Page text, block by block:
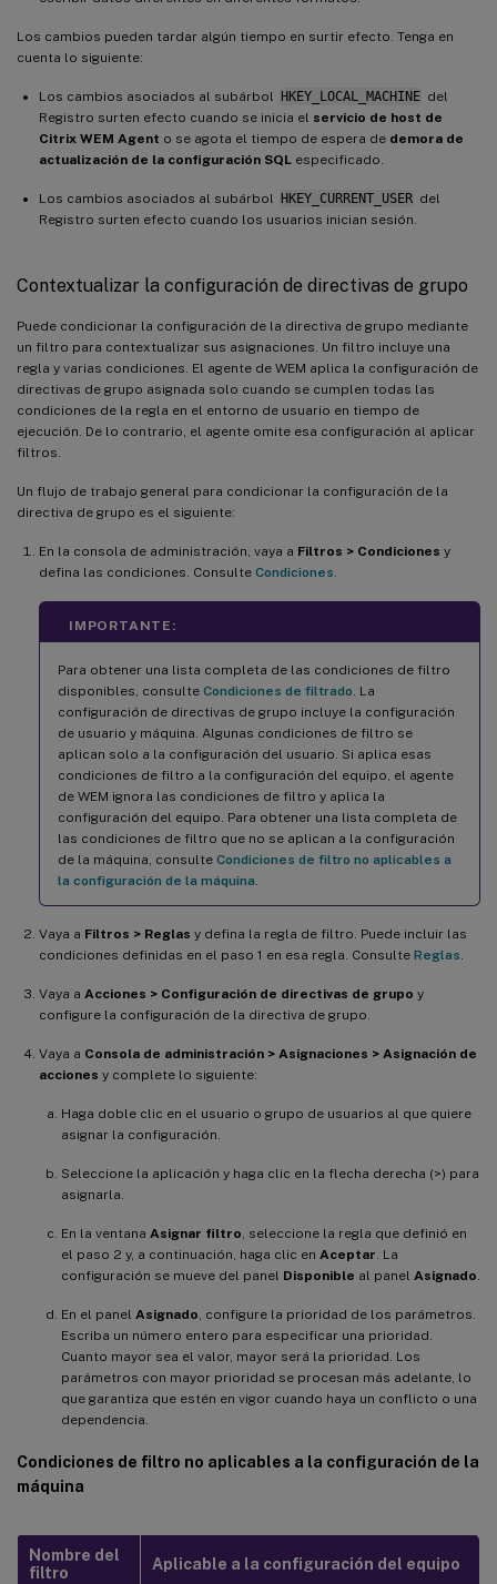
Los cambios pueden tardar algún tiempo en surtir efecto. Tenga en
cuenta lo siguiente:
Los cambios asociados al subárbol HKEY_LOCAL_MACHINE del
Registro surten efecto cuando se inicia el servicio de host de
Citrix WEM Agent o se agota el tiempo de espera de demora de
actualización de la configuración SQL especificado.
Los cambios asociados al subárbol HKEY_CURRENT_USER del
Registro surten efecto cuando los usuarios inician sesión.
Contextualizar la configuración de directivas de grupo
Puede condicionar la configuración de la directiva de grupo mediante
un filtro para contextualizar sus asignaciones. Un filtro incluye una
regla y varias condiciones. El agente de WEM aplica la configuración de
directivas de grupo asignada solo cuando se cumplen todas las
condiciones de la regla en el entorno de usuario en tiempo de
ejecución. De lo contrario, el agente omite esa configuración al aplicar
filtros.
Un flujo de trabajo general para condicionar la configuración de la
directiva de grupo es el siguiente:
En la consola de administración, vaya a Filtros > Condiciones y
defina las condiciones. Consulte Condiciones.
IMPORTANTE:
Para obtener una lista completa de las condiciones de filtro
disponibles, consulte Condiciones de filtrado. La
configuración de directivas de grupo incluye la configuración
de usuario y máquina. Algunas condiciones de filtro se
aplican solo a la configuración del usuario. Si aplica esas
condiciones de filtro a la configuración del equipo, el agente
de WEM ignora las condiciones de filtro y aplica la
configuración del equipo. Para obtener una lista completa de
las condiciones de filtro que no se aplican a la configuración
de la máquina, consulte Condiciones de filtro no aplicables a
la configuración de la máquina.
Vaya a Filtros > Reglas y defina la regla de filtro. Puede incluir las
condiciones definidas en el paso 1 en esa regla. Consulte Reglas.
Vaya a Acciones > Configuración de directivas de grupo y
configure la configuración de la directiva de grupo.
Vaya a Consola de administración > Asignaciones > Asignación de
acciones y complete lo siguiente:
Haga doble clic en el usuario o grupo de usuarios al que quiere
asignar la configuración.
Seleccione la aplicación y haga clic en la flecha derecha (>) para
asignarla.
En la ventana Asignar filtro, seleccione la regla que definió en
el paso 2 y, a continuación, haga clic en Aceptar. La
configuración se mueve del panel Disponible al panel Asignado.
En el panel Asignado, configure la prioridad de los parámetros.
Escriba un número entero para especificar una prioridad.
Cuanto mayor sea el valor, mayor será la prioridad. Los
parámetros con mayor prioridad se procesan más adelante, lo
que garantiza que estén en vigor cuando haya un conflicto o una
dependencia.
Condiciones de filtro no aplicables a la configuración de la
máquina
Nombre del
filtro
Aplicable a la configuración del equipo